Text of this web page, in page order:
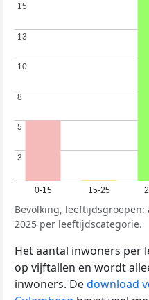
0-15 15-25
3
3
5
5
8
8
10
10
13
13
15
15
Bevolking,
2025 per leeftijdscategorie.
Het aantal inwoners per
op vijftallen en wordt
inwoners. Dedownload